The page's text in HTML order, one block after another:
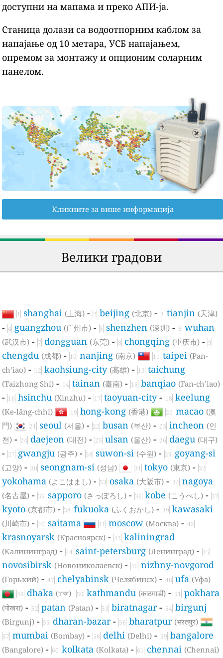
доступни на мапама и преко АПИ-ја.
Станица долази са водоотпорним каблом за
напајање од 10 метара, УСБ напајањем,
опремом за монтажу и опционим соларним
панелом.
Кликните за више информација
Велики градови
1 shanghai (上海) -2 beijing (北京) -3 tianjin (天津)
-4 guangzhou (广州市) -5 shenzhen (深圳) -6 wuhan
(武汉市) -7 dongguan (东莞) -8 chongqing (重庆市) -9
chengdu (成都) -10 nanjing (南京) 11 taipei (Pan-
ch’iao) -12 kaohsiung-city (高雄) -13 taichung
(Taizhong Shi) -14 tainan (臺南) -15 banqiao (Fan-ch’iao)
-16 hsinchu (Xinzhu) -17 taoyuan-city-18 keelung
(Ke-lâng-chhī) 19 hong-kong (香港) 20 macao (澳
門)
21 seoul (서울) -22 busan (부산) -23 incheon (인
천) -24 daejeon (대전) -25 ulsan (울산) -26 daegu (대구)
-27 gwangju (광주) -28 suwon-si (수원) -29 goyang-si
(고양) -30 seongnam-si (성남) 31 tokyo (東京) -32
yokohama (よこはまし) -33 osaka (大阪市) -34 nagoya
(名古屋) -35 sapporo (さっぽろし) -36 kobe (こうべし) -37
kyoto (京都市) -38 fukuoka (ふくおかし) -39 kawasaki
(川崎市) -40 saitama 41 moscow (Москва) -42
krasnoyarsk (Красноярск) -43 kaliningrad
(Калининград) -44 saint-petersburg (Ленинград) -45
novosibirsk (Новониколаевск) -46 nizhny-novgorod
(Горький) -47 chelyabinsk (Челябинск) -48 ufa (Уфа)
49 dhaka (ঢাকা) 50 kathmandu (काठमाडौं) -51 pokhara
(पोखरा) -52 patan (Patan) -53 biratnagar-54 birgunj
(Birgunj) -55 dharan-bazar-56 bharatpur (भरतपुर)
57 mumbai (Bombay) -58 delhi (Delhi) -59 bangalore
(Bangalore) -60 kolkata (Kolkata) -61 chennai (Chennai)